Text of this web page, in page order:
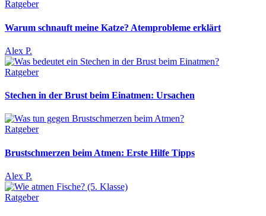
Ratgeber
Warum schnauft meine Katze? Atemprobleme erklärt
Alex P.
Ratgeber
Stechen in der Brust beim Einatmen: Ursachen
Ratgeber
Brustschmerzen beim Atmen: Erste Hilfe Tipps
Alex P.
Ratgeber